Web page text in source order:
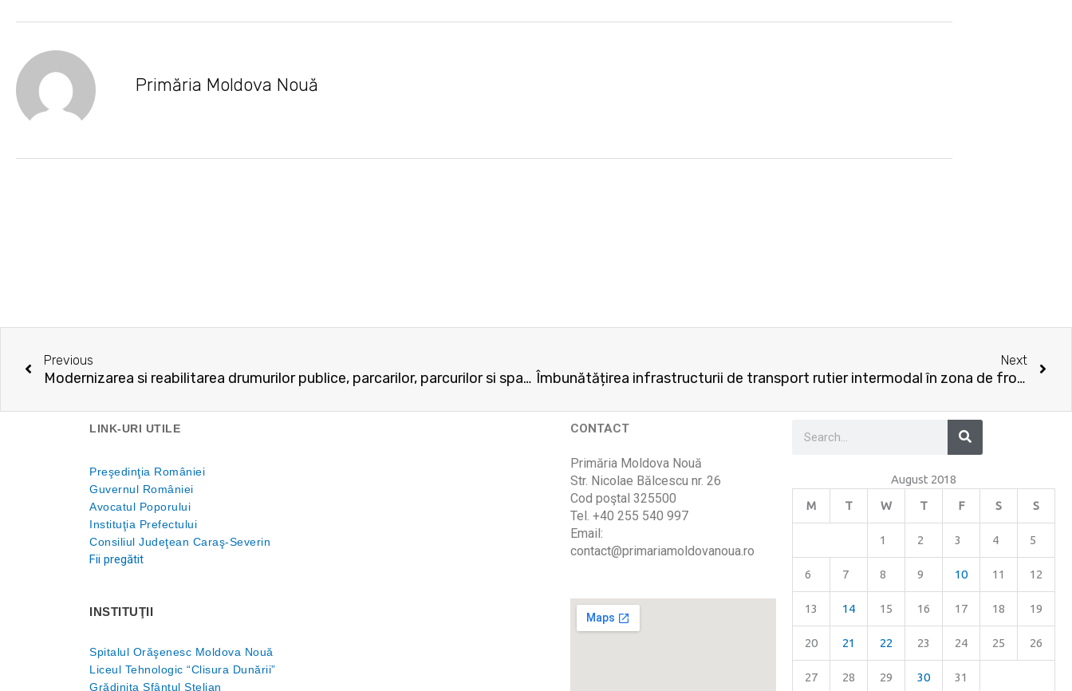
Primăria Moldova Nouă
Previous
Modernizarea si reabilitarea drumurilor publice, parcarilor, parcurilor si spatiilor verzi din zona adiacenta Scolii Gimnaziale Sofia Arcan
Next
Îmbunătățirea infrastructurii de transport rutier intermodal în zona de frontieră în localitatea Moldova Nouă
LINK-URI UTILE
Preşedinţia României
Guvernul României
Avocatul Poporului
Instituţia Prefectului
Consiliul Judeţean Caraş-Severin
Fii pregătit
INSTITUŢII
Spitalul Orăşenesc Moldova Nouă
Liceul Tehnologic “Clisura Dunării”
Grădiniţa Sfântul Stelian
CONTACT
Primăria Moldova Nouă
Str. Nicolae Bălcescu nr. 26
Cod poştal 325500
Tel. +40 255 540 997
Email:
contact@primariamoldovanoua.ro
Search
August 2018
M
T W T F S S
1 2 3 4 5
6 7 8 9 10 11 12
13 14 15 16 17 18 19
20 21 22 23 24 25 26
27 28 29 30 31